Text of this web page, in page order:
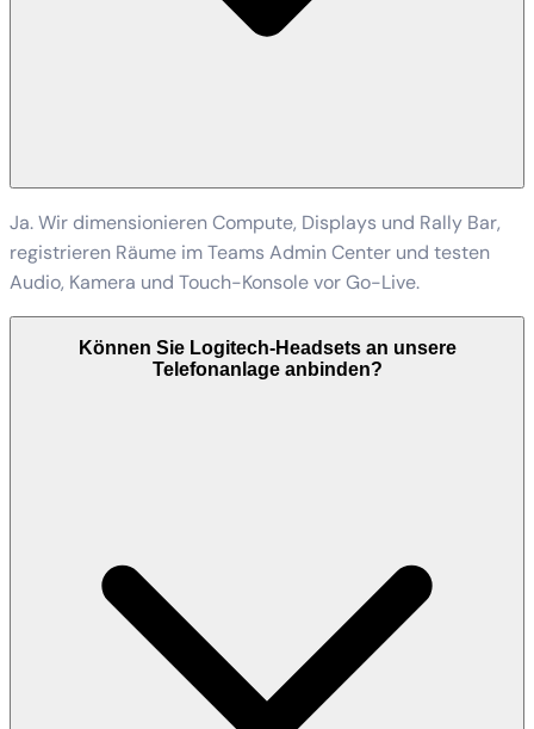
Ja. Wir dimensionieren Compute, Displays und Rally Bar,
registrieren Räume im Teams Admin Center und testen
Audio, Kamera und Touch-Konsole vor Go-Live.
Können Sie Logitech-Headsets an unsere
Telefonanlage anbinden?